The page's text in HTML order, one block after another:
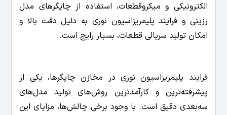
الکترونیکی و میکروقطعات، استفاده از چاپگرهای مدل
رزینی و فرایند پلیمریزاسیون نوری به دلیل دقت بالا و
امکان تولید سریالی قطعات، بسیار رایج است.
فرایند پلیمریزاسیون نوری در مخازن چاپگرها، یکی از
پیشرفته‌ترین و کارآمدترین روش‌های تولید مدل‌های
سه‌بعدی دقیق است. با وجود برخی چالش‌ها، مزایای این